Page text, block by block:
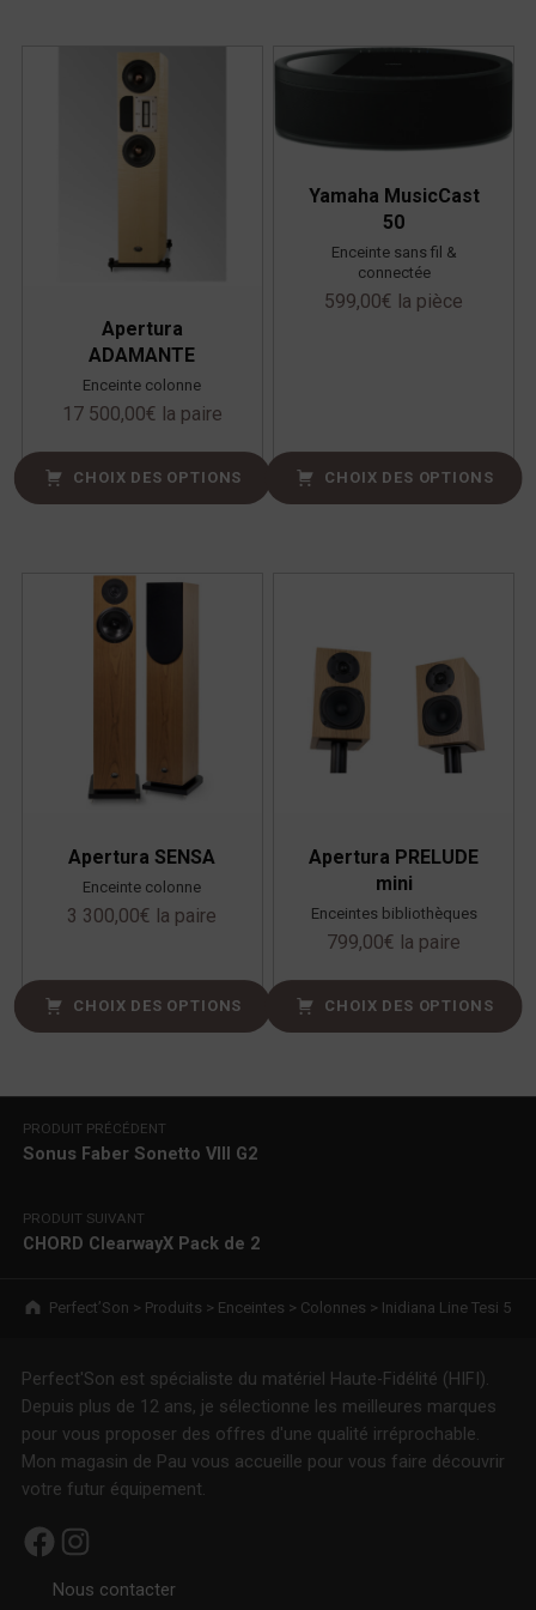
Apertura
ADAMANTE
Enceinte colonne
17 500,00€ la paire
CHOIX DES OPTIONS
Yamaha MusicCast
50
Enceinte sans fil &
connectée
599,00€ la pièce
CHOIX DES OPTIONS
Apertura SENSA
Enceinte colonne
3 300,00€ la paire
CHOIX DES OPTIONS
Apertura PRELUDE
mini
Enceintes bibliothèques
799,00€ la paire
CHOIX DES OPTIONS
Navigation de l’article
PRODUIT PRÉCÉDENT
Sonus Faber Sonetto VIII G2
PRODUIT SUIVANT
CHORD ClearwayX Pack de 2
Breadcrumbs navigation
Perfect’Son > Produits > Enceintes > Colonnes > Inidiana Line Tesi 5
Perfect'Son est spécialiste du matériel Haute-Fidélité (HIFI).
Depuis plus de 12 ans, je sélectionne les meilleures marques
pour vous proposer des offres d'une qualité irréprochable.
Mon magasin de Pau vous accueille pour vous faire découvrir
votre futur équipement.
Facebook Instagram
Nous contacter